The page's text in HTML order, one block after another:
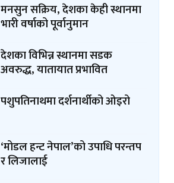
मनसुन सक्रिय, देशका केही स्थानमा
भारी वर्षाको पूर्वानुमान
देशका विभिन्न स्थानमा सडक
अवरुद्ध, यातायात प्रभावित
पशुपतिनाथमा दर्शनार्थीको ओइरो
‘मोडल हन्ट नेपाल’को उपाधि परन्तप
र लिजालाई